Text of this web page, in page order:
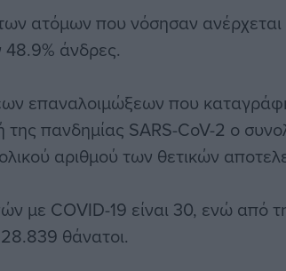
ατόμων που νόσησαν
άνδρες.
επαναλοιμώξεων που
πανδημίας SARS-CoV-2 ο
αριθμού των θετικών
με COVID-19 είναι 30, ενώ από
θάνατοι.